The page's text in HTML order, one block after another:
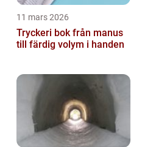
11 mars 2026
Tryckeri bok från manus
till färdig volym i handen